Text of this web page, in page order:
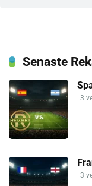
Senaste
3
3